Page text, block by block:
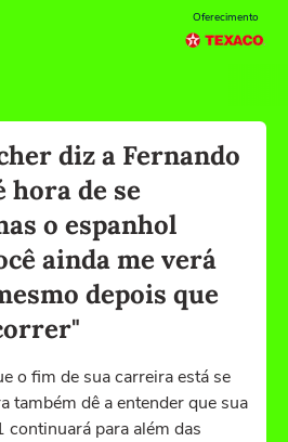
Oferecimento
diz a Fernando
hora de se
o espanhol
ainda me verá
depois que
o fim de sua carreira está se
também dê a entender que sua
continuará para além das